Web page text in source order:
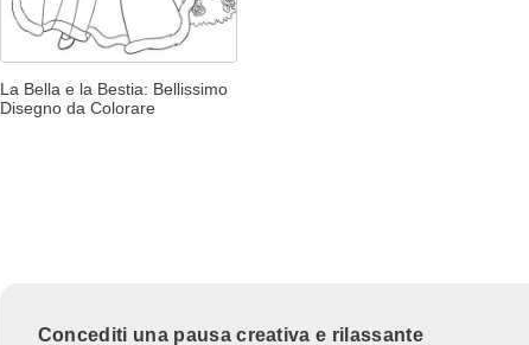
La Bella e la Bestia: Bellissimo
Disegno da Colorare
Concediti una pausa creativa e rilassante